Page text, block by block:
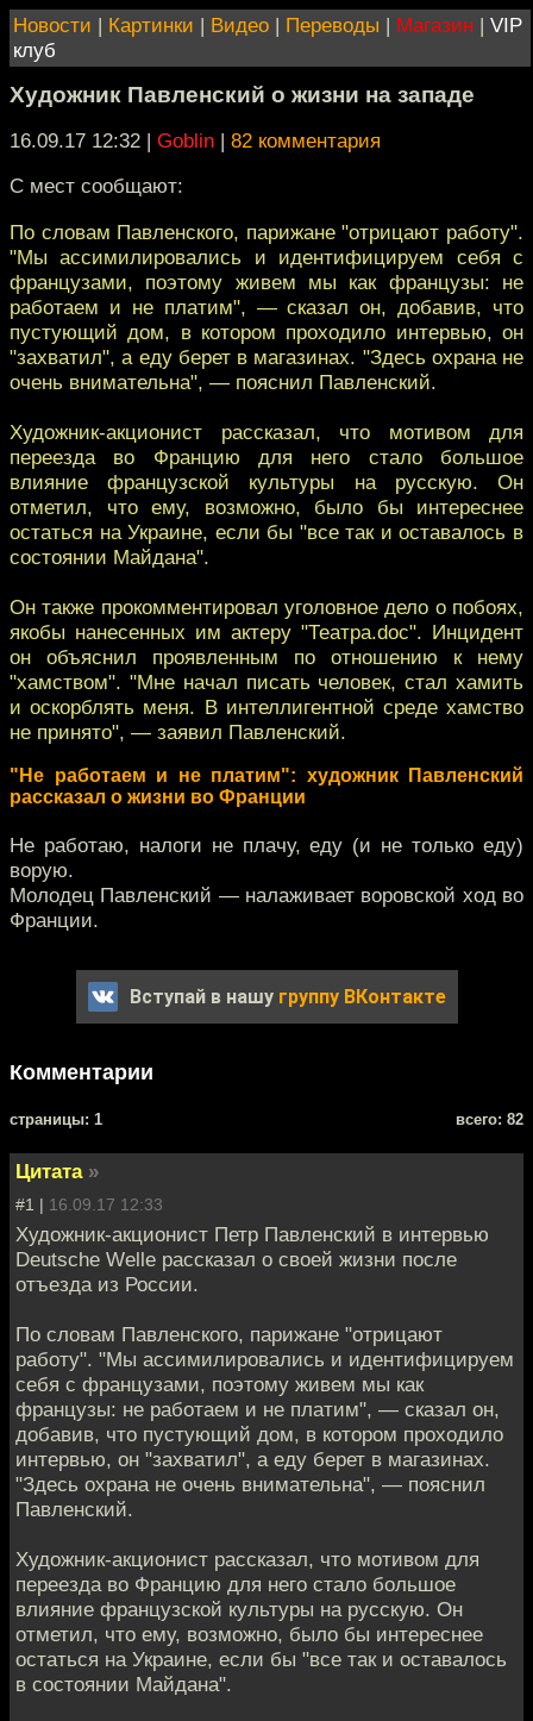
Новости | Картинки | Видео | Переводы | Магазин | VIP
клуб
Художник Павленский о жизни на западе
16.09.17 12:32 | Goblin | 82 комментария
С мест сообщают:
По словам Павленского, парижане "отрицают работу".
"Мы ассимилировались и идентифицируем себя с
французами, поэтому живем мы как французы: не
работаем и не платим", — сказал он, добавив, что
пустующий дом, в котором проходило интервью, он
"захватил", а еду берет в магазинах. "Здесь охрана не
очень внимательна", — пояснил Павленский.
Художник-акционист рассказал, что мотивом для
переезда во Францию для него стало большое
влияние французской культуры на русскую. Он
отметил, что ему, возможно, было бы интереснее
остаться на Украине, если бы "все так и оставалось в
состоянии Майдана".
Он также прокомментировал уголовное дело о побоях,
якобы нанесенных им актеру "Театра.doc". Инцидент
он объяснил проявленным по отношению к нему
"хамством". "Мне начал писать человек, стал хамить
и оскорблять меня. В интеллигентной среде хамство
не принято", — заявил Павленский.
"Не работаем и не платим": художник Павленский
рассказал о жизни во Франции
Не работаю, налоги не плачу, еду (и не только еду)
ворую.
Молодец Павленский — налаживает воровской ход во
Франции.
Вступай в нашу группу ВКонтакте
Комментарии
cтраницы: 1 всего: 82
Цитата »
#1 | 16.09.17 12:33
Художник-акционист Петр Павленский в интервью
Deutsche Welle рассказал о своей жизни после
отъезда из России.
По словам Павленского, парижане "отрицают
работу". "Мы ассимилировались и идентифицируем
себя с французами, поэтому живем мы как
французы: не работаем и не платим", — сказал он,
добавив, что пустующий дом, в котором проходило
интервью, он "захватил", а еду берет в магазинах.
"Здесь охрана не очень внимательна", — пояснил
Павленский.
Художник-акционист рассказал, что мотивом для
переезда во Францию для него стало большое
влияние французской культуры на русскую. Он
отметил, что ему, возможно, было бы интереснее
остаться на Украине, если бы "все так и оставалось
в состоянии Майдана".